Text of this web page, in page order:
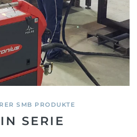
SMB PRODUKTE
SERIE